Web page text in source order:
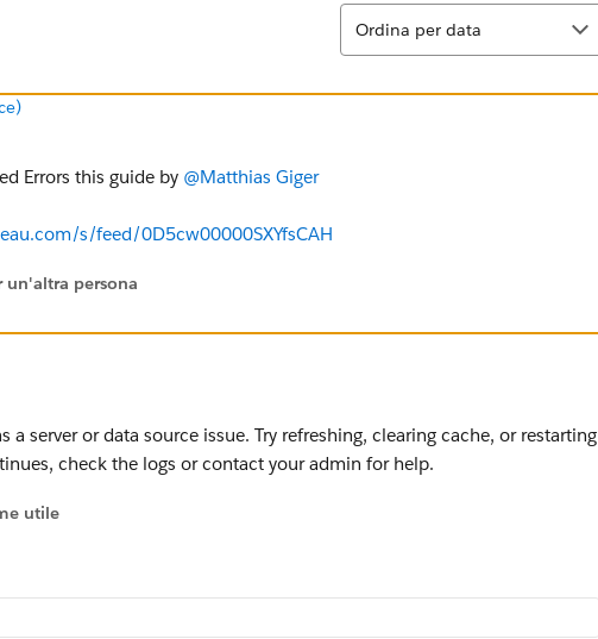
Ordina
Ordina per data
Errors this guide by @Matthias Giger
s/feed/0D5cw00000SXYfsCAH
un'altra persona
a server or data source issue. Try refreshing, clearing cache, or restarting
check the logs or contact your admin for help.
utile